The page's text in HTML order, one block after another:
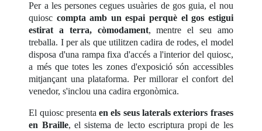
Per a les persones cegues usuàries de gos guia, el nou
quiosc compta amb un espai perquè el gos estigui
estirat a terra, còmodament, mentre el seu amo
treballa. I per als que utilitzen cadira de rodes, el model
disposa d'una rampa fixa d'accés a l'interior del quiosc,
a més que totes les zones d'exposició són accessibles
mitjançant una plataforma. Per millorar el confort del
venedor, s'inclou una cadira ergonòmica.
El quiosc presentaen els seus laterals exteriors frases
en Braille, el sistema de lecto escriptura propi de les